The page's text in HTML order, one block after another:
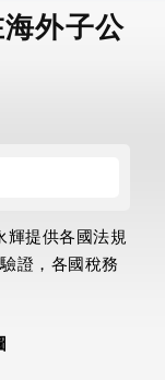
外子公
輝提供各國法規
證，各國稅務